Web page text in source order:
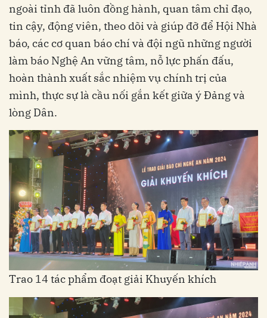
ngoài tỉnh đã luôn đồng hành, quan tâm chỉ đạo,
tin cậy, động viên, theo dõi và giúp đỡ để Hội Nhà
báo, các cơ quan báo chí và đội ngũ những người
làm báo Nghệ An vững tâm, nỗ lực phấn đấu,
hoàn thành xuất sắc nhiệm vụ chính trị của
mình, thực sự là cầu nối gắn kết giữa ý Đảng và
lòng Dân.
Trao 14 tác phẩm đoạt giải Khuyến khích